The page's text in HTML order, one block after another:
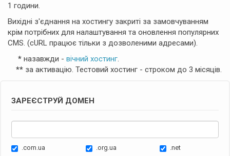
1 години.
Вихідні з'єднання на хостингу закриті за замовчуванням
крім потрібних для налаштування та оновлення популярних
CMS. (cURL працює тільки з дозволеними адресами).
* назавжди - вічний хостинг.
** за активацію. Тестовий хостинг - строком до 3 місяців.
ЗАРЕЄСТРУЙ ДОМЕН
.com.ua
.org.ua
.net